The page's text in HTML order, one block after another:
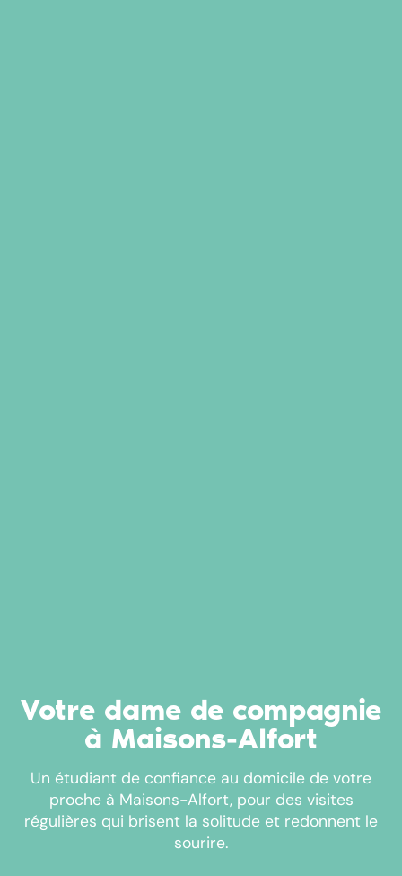
Votre dame de compagnie
à Maisons-Alfort
Un étudiant de confiance au domicile de votre
proche à Maisons-Alfort, pour des visites
régulières qui brisent la solitude et redonnent le
sourire.